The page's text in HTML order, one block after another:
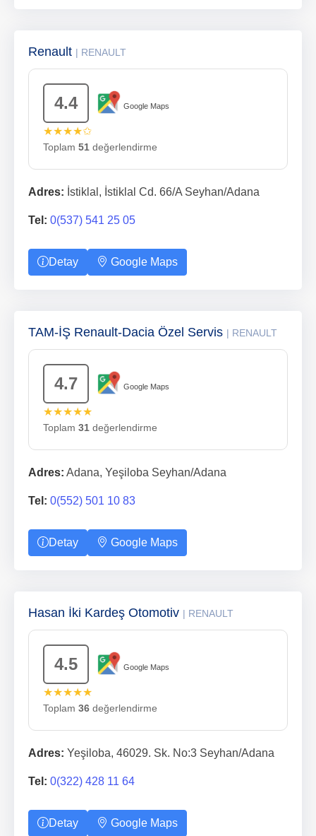
Renault | RENAULT
4.4 Google Maps
★★★★✩
Toplam 51 değerlendirme
Adres: İstiklal, İstiklal Cd. 66/A Seyhan/Adana
Tel: 0(537) 541 25 05
Detay Google Maps
TAM-İŞ Renault-Dacia Özel Servis | RENAULT
4.7 Google Maps
★★★★★
Toplam 31 değerlendirme
Adres: Adana, Yeşiloba Seyhan/Adana
Tel: 0(552) 501 10 83
Detay Google Maps
Hasan İki Kardeş Otomotiv | RENAULT
4.5 Google Maps
★★★★★
Toplam 36 değerlendirme
Adres: Yeşiloba, 46029. Sk. No:3 Seyhan/Adana
Tel: 0(322) 428 11 64
Detay Google Maps